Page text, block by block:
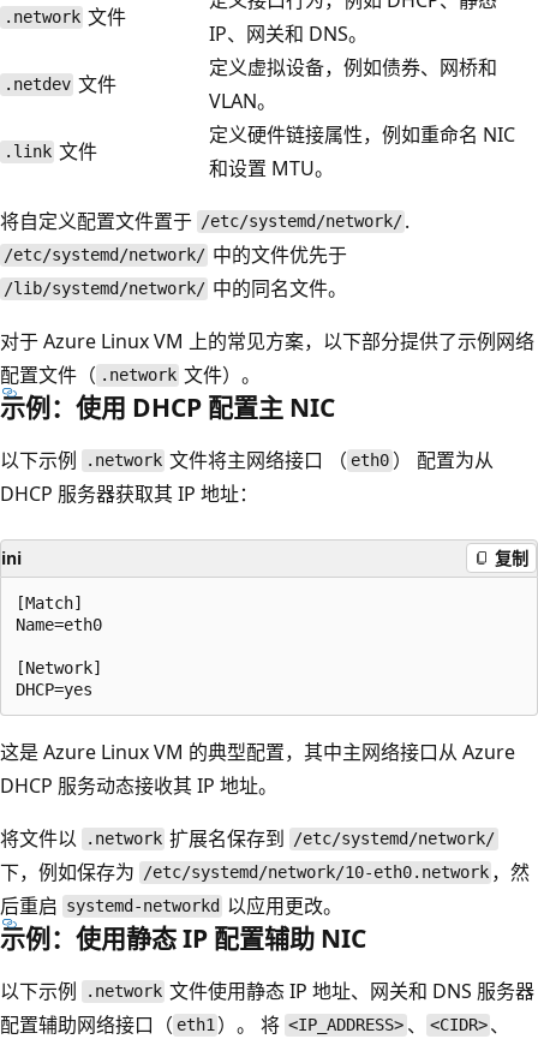
.network 文件
IP、网关和 DNS。
.netdev 文件
定义虚拟设备，例如债券、网桥和
VLAN。
.link 文件
定义硬件链接属性，例如重命名 NIC
和设置 MTU。
将自定义配置文件置于 /etc/systemd/network/ .
/etc/systemd/network/ 中的文件优先于
/lib/systemd/network/ 中的同名文件。
对于 Azure Linux VM 上的常见方案，以下部分提供了示例网络
配置文件（ .network 文件）。
示例：使用 DHCP 配置主 NIC
以下示例 .network 文件将主网络接口 （ eth0） 配置为从
DHCP 服务器获取其 IP 地址：
ini 复制
[Match]
Name=eth0
[Network]
这是 Azure Linux VM 的典型配置，其中主网络接口从 Azure
DHCP 服务动态接收其 IP 地址。
将文件以
.network 扩展名保存到 /etc/systemd/network/
下，例如保存为 /etc/systemd/network/10-eth0.network ，然
后重启 systemd-networkd 以应用更改。
示例：使用静态 IP 配置辅助 NIC
以下示例 .network 文件使用静态 IP 地址、网关和 DNS 服务器
配置辅助网络接口（ eth1 ）。 将 <IP_ADDRESS> 、 <CIDR> 、